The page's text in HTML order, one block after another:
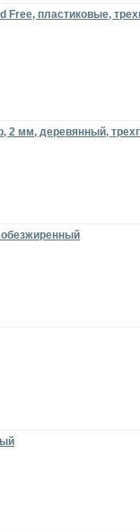
пластиковые,
2 мм, деревянный,